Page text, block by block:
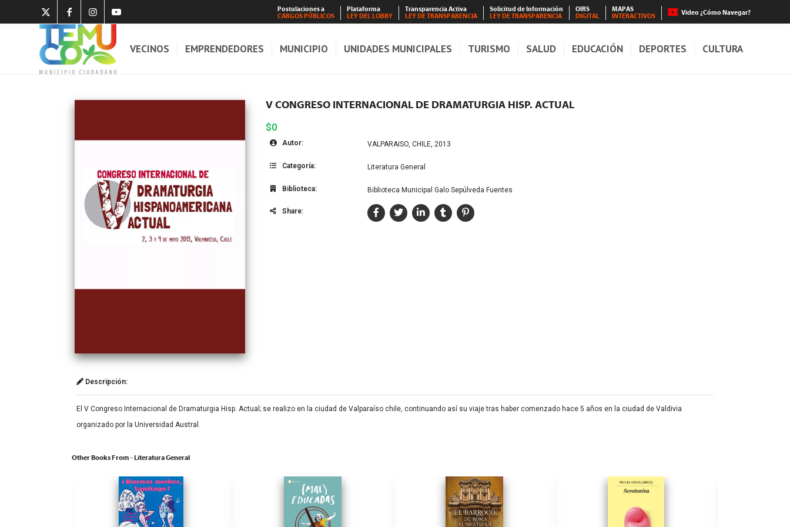
Postulaciones a
CARGOS PÚBLICOS
Plataforma
LEY DEL LOBBY
Transparencia Activa
LEY DE TRANSPARENCIA
Solicitud de Información
LEY DE TRANSPARENCIA
OIRS
DIGITAL
MAPAS
INTERACTIVOS
Video ¿Cómo Navegar?
VECINOS EMPRENDEDORES MUNICIPIO UNIDADES MUNICIPALES TURISMO SALUD EDUCACIÓN DEPORTES CULTURA
V CONGRESO INTERNACIONAL DE DRAMATURGIA HISP. ACTUAL
$0
Autor: VALPARAISO, CHILE, 2013
Categoría: Literatura General
Biblioteca: Biblioteca Municipal Galo Sepúlveda Fuentes
Share:
Descripción:
El V Congreso Internacional de Dramaturgia Hisp. Actual; se realizo en la ciudad de Valparaíso chile, continuando así su viaje tras haber comenzado hace 5 años en la ciudad de Valdivia
organizado por la Universidad Austral.
Other Books From - Literatura General